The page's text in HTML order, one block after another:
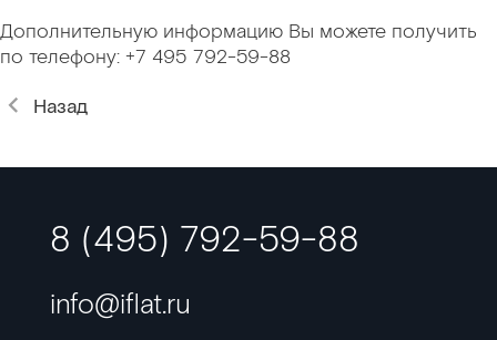
Дополнительную информацию Вы можете получить
по телефону: +7 495 792-59-88
Назад
8 (495) 792-59-88
info@iflat.ru